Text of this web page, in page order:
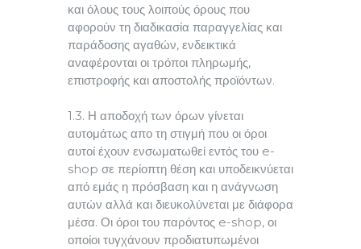
και όλους τους λοιπούς όρους που
αφορούν τη διαδικασία παραγγελίας και
παράδοσης αγαθών, ενδεικτικά
αναφέρονται οι τρόποι πληρωμής,
επιστροφής και αποστολής προϊόντων.
1.3. Η αποδοχή των όρων γίνεται
αυτομάτως απο τη στιγμή που οι όροι
αυτοί έχουν ενσωματωθεί εντός του e-
shop σε περίοπτη θέση και υποδεικνύεται
από εμάς η πρόσβαση και η ανάγνωση
αυτών αλλά και διευκολύνεται με διάφορα
μέσα. Οι όροι του παρόντος e-shop, οι
οποίοι τυγχάνουν προδιατυπωμένοι